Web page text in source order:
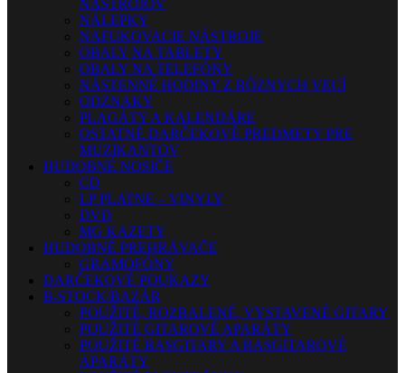
NÁSTROJOV
NÁLEPKY
NAFUKOVACIE NÁSTROJE
OBALY NA TABLETY
OBALY NA TELEFÓNY
NÁSTENNÉ HODINY Z RÔZNYCH VECÍ
ODZNAKY
PLAGÁTY A KALENDÁRE
OSTATNÉ DARČEKOVÉ PREDMETY PRE
MUZIKANTOV
HUDOBNÉ NOSIČE
CD
LP PLATNE – VINYLY
DVD
MG KAZETY
HUDOBNÉ PREHRÁVAČE
GRAMOFÓNY
DARČEKOVÉ POUKAZY
B-STOCK/BAZÁR
POUŽITÉ, ROZBALENÉ, VYSTAVENÉ GITARY
POUŽITÉ GITAROVÉ APARÁTY
POUŽITÉ BASGITARY A BASGITAROVÉ
APARÁTY